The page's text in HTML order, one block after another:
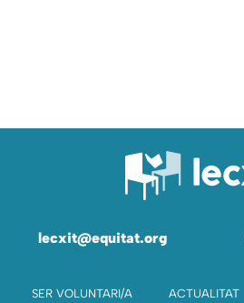
lecxit@equitat.org
SER VOLUNTARI/A ACTUALITAT